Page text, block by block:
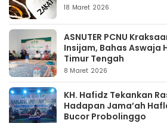
18 Maret 2026
ASNUTER PCNU
Insijam, Bahas Aswaja
Timur Tengah
8 Maret 2026
KH. Hafidz Tekankan
Hadapan Jama’ah
Bucor Probolinggo